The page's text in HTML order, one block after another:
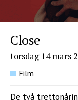
Close
torsdag 14 mars
Film
De två